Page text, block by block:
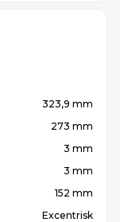
323,9 mm
273 mm
3 mm
3 mm
152 mm
Excentrisk